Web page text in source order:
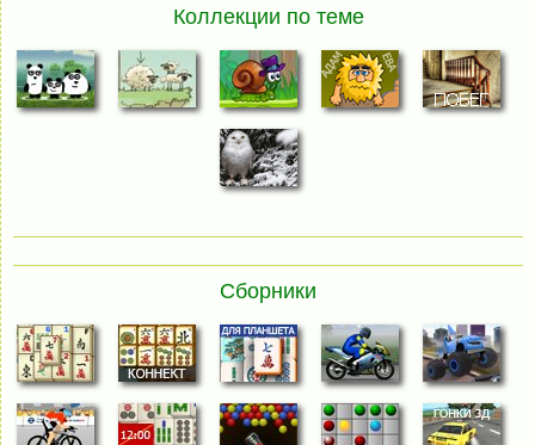
Коллекции по теме
Сборники